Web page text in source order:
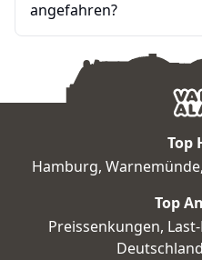
angefahren?
Top
Hamburg, Warnemünde,
Top
Preissenkungen,
Deutschland